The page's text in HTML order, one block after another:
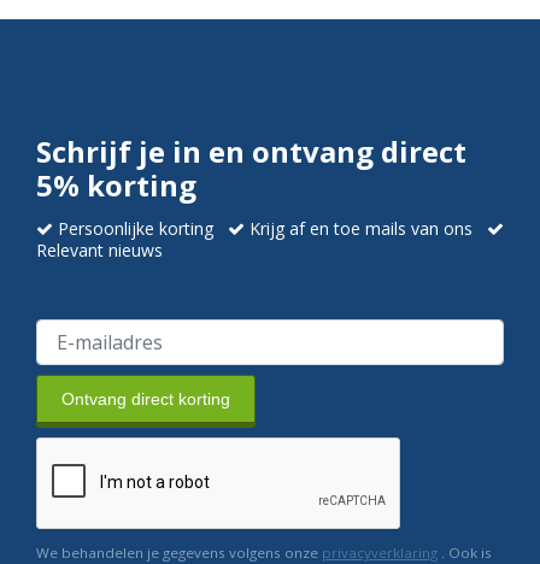
Schrijf je in en ontvang direct
5% korting
Persoonlijke korting
Krijg af en toe mails van ons
Relevant nieuws
Ontvang direct korting
We behandelen je gegevens volgens onze privacyverklaring . Ook is